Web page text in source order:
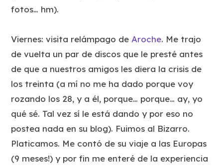
fotos… hm).
Viernes: visita relámpago de Aroche. Me trajo
de vuelta un par de discos que le presté antes
de que a nuestros amigos les diera la crisis de
los treinta (a mí no me ha dado porque voy
rozando los 28, y a él, porque… porque… ay, yo
qué sé. Tal vez sí le está dando y por eso no
postea nada en su blog). Fuimos al Bizarro.
Platicamos. Me contó de su viaje a las Europas
(9 meses!) y por fin me enteré de la experiencia